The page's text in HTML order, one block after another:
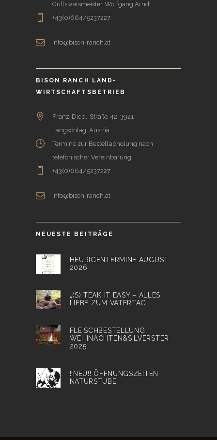
Grillstaatsmeister Wolfgang Arndt.
+43(0)664/5237227
info@bison-ranch.at
BISON RANCH LAND-
WIRTSCHAFTSBETRIEB
Franz-Diebl-Straße 42, 3921
Langschlag, Austria
Termine zur Bestellabholung nach
telefonischer Vereinbarung
+43(0)664/5237227
info@bison-ranch.at
NEUESTE BEITRÄGE
HEURIGENTERMINE AUGUST
2026
„(S) TEAK IT EASY – ALLES
LIEBE ZUM VATERTAG
FLEISCHBESTELLUNG
WEIHNACHTEN&SILVERSTER
2025
!!NEU!! ÖFFNUNGSZEITEN
NATURSTUBE